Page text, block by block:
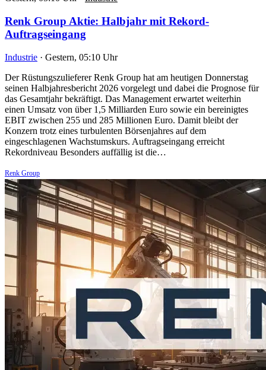
Renk Group Aktie: Halbjahr mit Rekord-
Auftragseingang
Industrie · Gestern, 05:10 Uhr
Der Rüstungszulieferer Renk Group hat am heutigen Donnerstag
seinen Halbjahresbericht 2026 vorgelegt und dabei die Prognose für
das Gesamtjahr bekräftigt. Das Management erwartet weiterhin
einen Umsatz von über 1,5 Milliarden Euro sowie ein bereinigtes
EBIT zwischen 255 und 285 Millionen Euro. Damit bleibt der
Konzern trotz eines turbulenten Börsenjahres auf dem
eingeschlagenen Wachstumskurs. Auftragseingang erreicht
Rekordniveau Besonders auffällig ist die…
Renk Group